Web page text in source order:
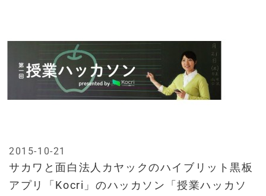
サカワと面白法人カヤックのハイブリット黒板
アプリ「Kocri」のハッカソン「授業ハッカソ
2015-10-21